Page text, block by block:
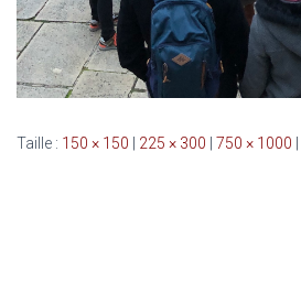
Taille : 150 × 150 225 × 300 750 × 1000